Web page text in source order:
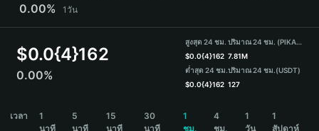
ภาษาไทย
हिन्दी
Español
Português (Brasil)
0.00%
1วัน
$0.0{4}162
0.00%
สูงสุด 24 ชม.
$0.0{4}162
ต่ำสุด 24 ชม.
$0.0{4}162
ปริมาณ 24 ชม. (PIKACHU)
7.81M
ปริมาณ 24 ชม.(USDT)
127
เวลา
1
นาที
5
นาที
15
นาที
30
นาที
1
ชม.
4
ชม.
1
วัน
1
สัปดาห์